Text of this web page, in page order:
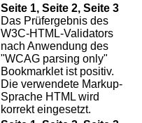
Seite 1, Seite 2, Seite 3
Das Prüfergebnis des
W3C-HTML-Validators
nach Anwendung des
"WCAG parsing only"
Bookmarklet ist positiv.
Die verwendete Markup-
Sprache HTML wird
korrekt eingesetzt.